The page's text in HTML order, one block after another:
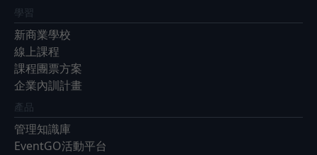
學習
新商業學校
線上課程
課程團票方案
企業內訓計畫
產品
管理知識庫
EventGO活動平台